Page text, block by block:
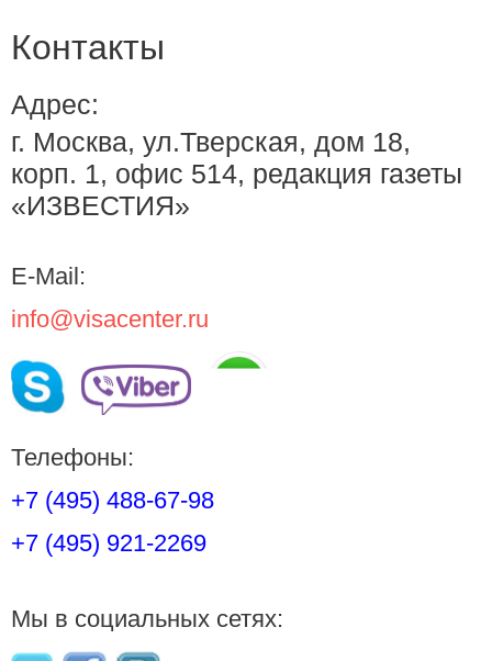
Контакты
Адрес:
г. Москва, ул.Тверская, дом 18,
корп. 1, офис 514, редакция газеты
«ИЗВЕСТИЯ»
E-Mail:
info@visacenter.ru
Телефоны:
+7 (495) 488-67-98
+7 (495) 921-2269
Мы в социальных сетях: